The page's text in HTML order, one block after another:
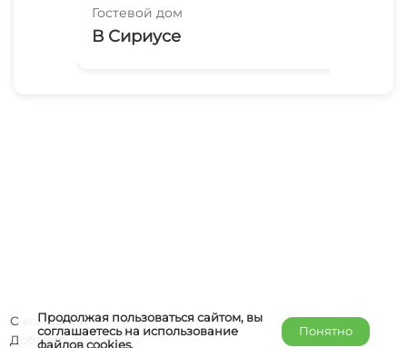
Гостевой дом
В Сириусе
Продолжая пользоваться сайтом, вы
соглашаетесь на использование
файловcookies.
Понятно
О компании
Добавить объект